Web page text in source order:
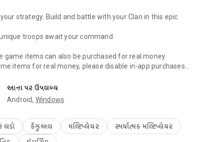
strategy. Build and battle with your Clan in this epic
troops await your command.
game items can also be purchased for real money
items for real money, please disable in-app purchases
up each building to strengthen your defense in war.
આના પર ઉપલબ્ધ
Android, Windows
લડો કૅઝુઅલ મલ્ટિપ્લેયર
સ્પર્ધાત્મક મલ્ટિપ્લેયર